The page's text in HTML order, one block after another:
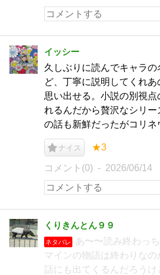
イッシー
久しぶりに読んでキャラ
ど、丁寧に説明してくれ
思い出せる。小説の別視点
れるんだから贅沢なシリ
の話も新鮮だったがコリネ
ナイス ★3
コメント(0) 2026/06/14
くりきんとん９９
ネタバレ
あ〜〜読み終わっ
マインの物語は終わりな
話にも出てくるんだろうけ